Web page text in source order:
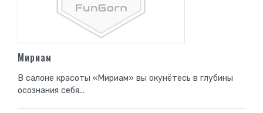
Мириам
В салоне красоты «Мириам» вы окунётесь в глубины
осознания себя...